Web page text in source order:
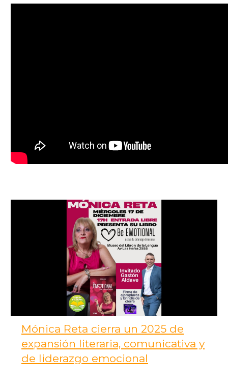
Mónica Reta cierra un 2025 de
expansión literaria, comunicativa y
de liderazgo emocional